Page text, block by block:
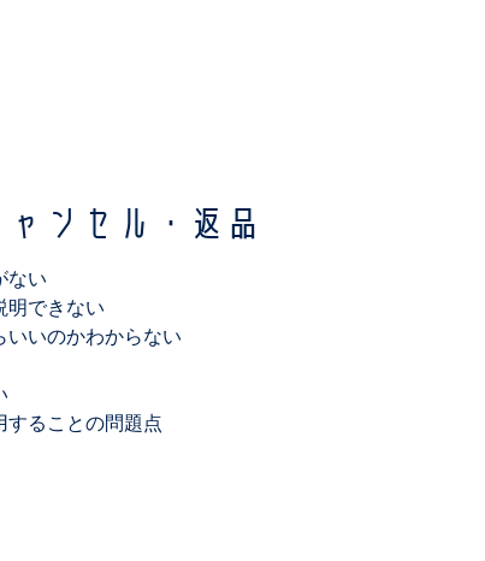
ンセル・返品
ない
明できない
いのかわからない
することの問題点